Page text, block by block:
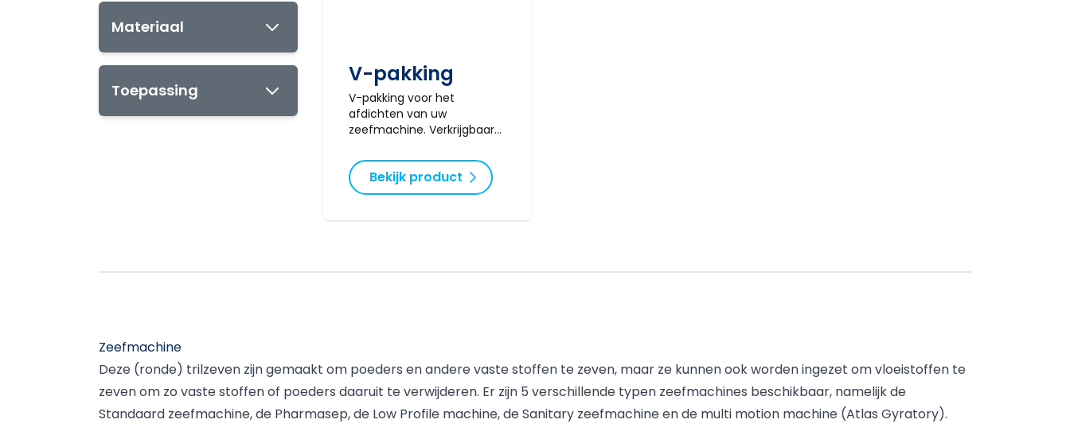
Materiaal
Toepassing
V-pakking
V-pakking voor het
afdichten van uw
zeefmachine. Verkrijgbaar
materialen.
Bekijk product
Zeefmachine
Deze (ronde) trilzeven zijn gemaakt om poeders en andere vaste stoffen te zeven, maar ze kunnen ook worden ingezet om vloeistoffen te
zeven om zo vaste stoffen of poeders daaruit te verwijderen. Er zijn 5 verschillende typen zeefmachines beschikbaar, namelijk de
Standaard zeefmachine, de Pharmasep, de Low Profile machine, de Sanitary zeefmachine en de multi motion machine (Atlas Gyratory).